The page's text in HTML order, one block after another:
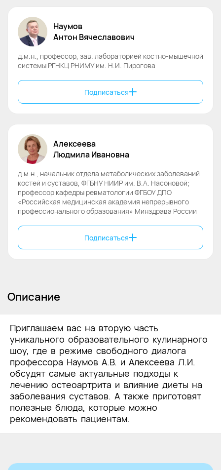
Наумов
Антон Вячеславович
д.м.н., профессор, зав. лабораторией костно-мышечной
системы РГНКЦ РНИМУ им. Н.И. Пирогова
Подписаться
Алексеева
ЛюдмилаИвановна
д.м.н., начальник отдела метаболических заболеваний
костей и суставов, ФГБНУ НИИР им. В.А. Насоновой;
профессор кафедры ревматологии ФГБОУ ДПО
«Российская медицинская академия непрерывного
профессионального образования» Минздрава России
Подписаться
Описание
Приглашаем вас на вторую часть
уникального образовательного кулинарного
шоу, где в режиме свободного диалога
профессора Наумов А.В. и Алексеева Л.И.
обсудят самые актуальные подходы к
лечению остеоартрита и влияние диеты на
заболевания суставов. А также приготовят
полезные блюда, которые можно
рекомендовать пациентам.